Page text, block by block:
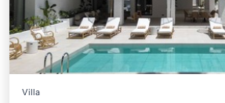
Villa